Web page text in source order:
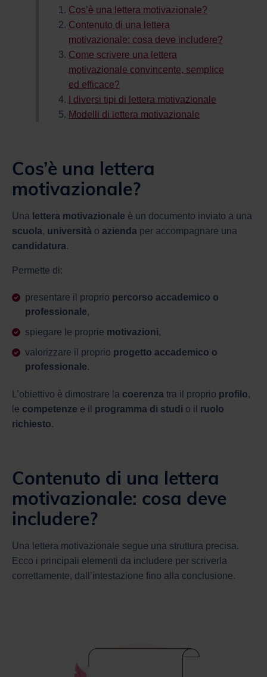
Cos’è una lettera motivazionale?
Contenuto di una lettera
motivazionale: cosa deve includere?
Come scrivere una lettera
motivazionale convincente, semplice
ed efficace?
I diversi tipi di lettera motivazionale
Modelli di lettera motivazionale
Cos’è una lettera
motivazionale?
Una lettera motivazionale è un documento inviato a una
scuola, università o azienda per accompagnare una
candidatura.
Permette di:
presentare il proprio percorso accademico o
professionale,
spiegare le proprie motivazioni,
valorizzare il proprio progetto accademico o
professionale.
L’obiettivo è dimostrare la coerenza tra il proprio profilo,
le competenze e il programma di studi o il ruolo
richiesto.
Contenuto di una lettera
motivazionale: cosa deve
includere?
Una lettera motivazionale segue una struttura precisa.
Ecco i principali elementi da includere per scriverla
correttamente, dall’intestazione fino alla conclusione.